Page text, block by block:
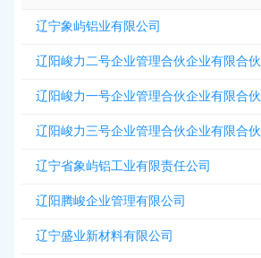
辽宁象屿铝业有限公司
辽阳峻力二号企业管理合伙企业有限合伙
辽阳峻力一号企业管理合伙企业有限合伙
辽阳峻力三号企业管理合伙企业有限合伙
辽宁省象屿铝工业有限责任公司
辽阳腾峻企业管理有限公司
辽宁盛业新材料有限公司